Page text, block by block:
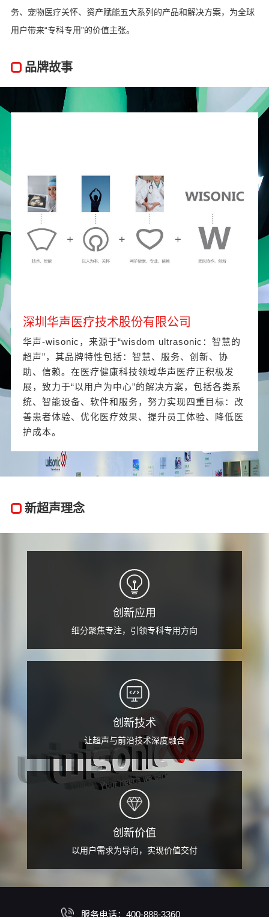
务、宠物医疗关怀、资产赋能五大系列的产品和解决方案，为全球
用户带来“专科专用”的价值主张。
品牌故事
深圳华声医疗技术股份有限公司
华声-wisonic，来源于“wisdom ultrasonic：智慧的
超声”，其品牌特性包括：智慧、服务、创新、协
助、信赖。在医疗健康科技领域华声医疗正积极发
展，致力于“以用户为中心”的解决方案，包括各类系
统、智能设备、软件和服务，努力实现四重目标：改
善患者体验、优化医疗效果、提升员工体验、降低医
护成本。
新超声理念
创新应用
细分聚焦专注，引领专科专用方向
创新技术
让超声与前沿技术深度融合
创新价值
以用户需求为导向，实现价值交付
服务电话：400-888-3360